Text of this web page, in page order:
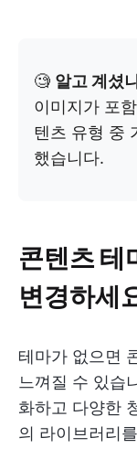
🧐 알고 계셨
이미지가 포
텐츠 유형 중
했습니다.
콘텐츠 테
변경하세
테마가 없으면
느껴질 수 있습
화하고 다양한
의 라이브러리